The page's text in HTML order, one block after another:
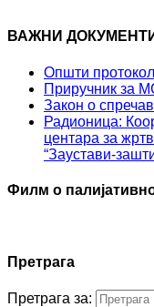
ВАЖНИ
Општи
Приручник за
Закон о
Радионица:
центара за
“Заустави-
Филм о
Претрага
Претрага за: